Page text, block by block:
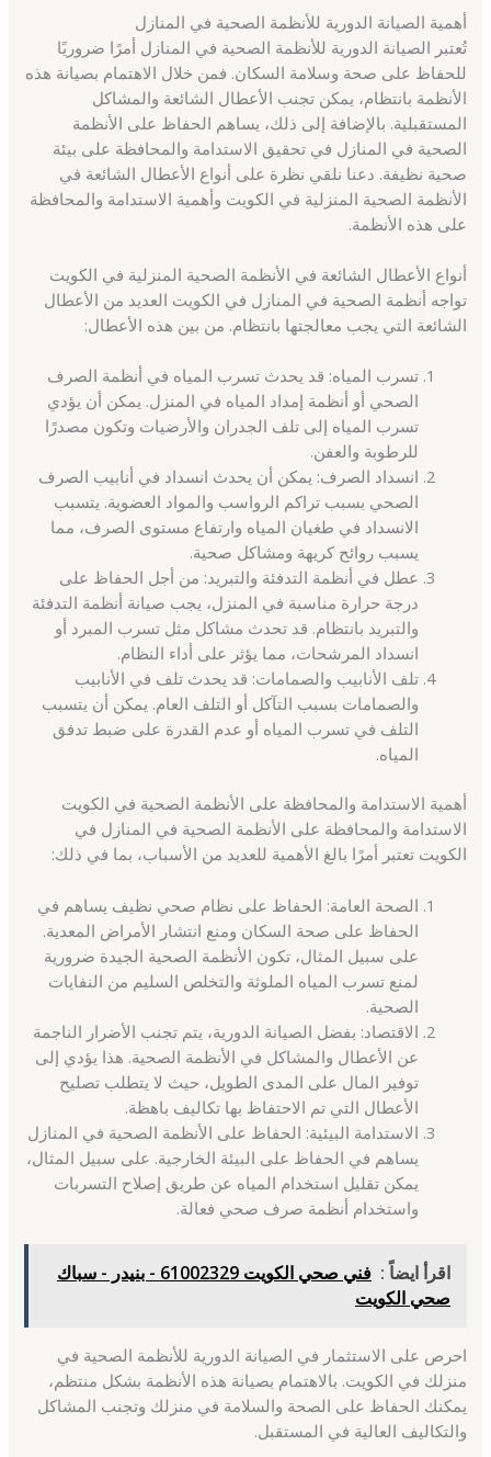
أهمية الصيانة الدورية للأنظمة الصحية في المنازل
تُعتبر الصيانة الدورية للأنظمة الصحية في المنازل أمرًا ضروريًا
للحفاظ على صحة وسلامة السكان. فمن خلال الاهتمام بصيانة هذه
الأنظمة بانتظام، يمكن تجنب الأعطال الشائعة والمشاكل
المستقبلية. بالإضافة إلى ذلك، يساهم الحفاظ على الأنظمة
الصحية في المنازل في تحقيق الاستدامة والمحافظة على بيئة
صحية نظيفة. دعنا نلقي نظرة على أنواع الأعطال الشائعة في
الأنظمة الصحية المنزلية في الكويت وأهمية الاستدامة والمحافظة
على هذه الأنظمة.
أنواع الأعطال الشائعة في الأنظمة الصحية المنزلية في الكويت
تواجه أنظمة الصحية في المنازل في الكويت العديد من الأعطال
الشائعة التي يجب معالجتها بانتظام. من بين هذه الأعطال:
تسرب المياه: قد يحدث تسرب المياه في أنظمة الصرف
الصحي أو أنظمة إمداد المياه في المنزل. يمكن أن يؤدي
تسرب المياه إلى تلف الجدران والأرضيات وتكون مصدرًا
للرطوبة والعفن.
انسداد الصرف: يمكن أن يحدث انسداد في أنابيب الصرف
الصحي بسبب تراكم الرواسب والمواد العضوية. يتسبب
الانسداد في طغيان المياه وارتفاع مستوى الصرف، مما
يسبب روائح كريهة ومشاكل صحية.
عطل في أنظمة التدفئة والتبريد: من أجل الحفاظ على
درجة حرارة مناسبة في المنزل، يجب صيانة أنظمة التدفئة
والتبريد بانتظام. قد تحدث مشاكل مثل تسرب المبرد أو
انسداد المرشحات، مما يؤثر على أداء النظام.
تلف الأنابيب والصمامات: قد يحدث تلف في الأنابيب
والصمامات بسبب التآكل أو التلف العام. يمكن أن يتسبب
التلف في تسرب المياه أو عدم القدرة على ضبط تدفق
المياه.
أهمية الاستدامة والمحافظة على الأنظمة الصحية في الكويت
الاستدامة والمحافظة على الأنظمة الصحية في المنازل في
الكويت تعتبر أمرًا بالغ الأهمية للعديد من الأسباب، بما في ذلك:
الصحة العامة: الحفاظ على نظام صحي نظيف يساهم في
الحفاظ على صحة السكان ومنع انتشار الأمراض المعدية.
على سبيل المثال، تكون الأنظمة الصحية الجيدة ضرورية
لمنع تسرب المياه الملوثة والتخلص السليم من النفايات
الصحية.
الاقتصاد: بفضل الصيانة الدورية، يتم تجنب الأضرار الناجمة
عن الأعطال والمشاكل في الأنظمة الصحية. هذا يؤدي إلى
توفير المال على المدى الطويل، حيث لا يتطلب تصليح
الأعطال التي تم الاحتفاظ بها تكاليف باهظة.
الاستدامة البيئية: الحفاظ على الأنظمة الصحية في المنازل
يساهم في الحفاظ على البيئة الخارجية. على سبيل المثال،
يمكن تقليل استخدام المياه عن طريق إصلاح التسربات
واستخدام أنظمة صرف صحي فعالة.
اقرأ ايضاً :
فني صحي الكويت 61002329 - بنيدر - سباك
صحي الكويت
احرص على الاستثمار في الصيانة الدورية للأنظمة الصحية في
منزلك في الكويت. بالاهتمام بصيانة هذه الأنظمة بشكل منتظم،
يمكنك الحفاظ على الصحة والسلامة في منزلك وتجنب المشاكل
والتكاليف العالية في المستقبل.